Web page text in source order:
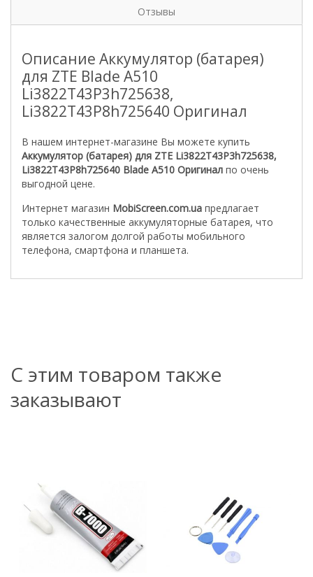
Отзывы
Описание Аккумулятор (батарея)
для ZTE Blade A510
Li3822T43P3h725638,
Li3822T43P8h725640 Оригинал
В нашем интернет-магазине Вы можете купить
Аккумулятор (батарея) для ZTE Li3822T43P3h725638,
Li3822T43P8h725640 Blade A510 Оригинал по очень
выгодной цене.
Интернет магазин MobiScreen.com.ua предлагает
только качественные аккумуляторные батарея, что
является залогом долгой работы мобильного
телефона, смартфона и планшета.
С этим товаром также
заказывают